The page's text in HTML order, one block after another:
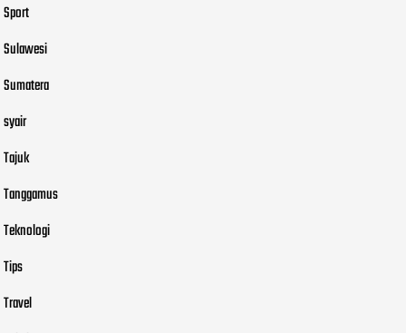
Sport
Sulawesi
Sumatera
syair
Tajuk
Tanggamus
Teknologi
Tips
Travel